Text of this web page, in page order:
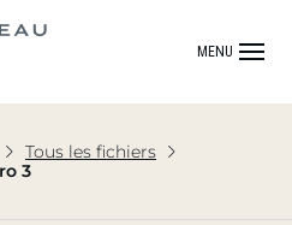
MENU
Tous les fichiers
3